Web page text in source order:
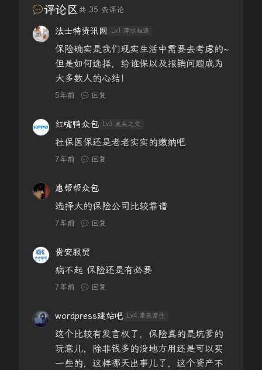
评论区共 35 条评论
法士特资讯网 Lv1.萍水相逢
保险确实是我们现实生活中需要去考虑的~
但是如何选择，给谁保以及报销问题成为
大多数人的心结！
5年前 回复
红嘴鸭众包 Lv3.点头之交
社保医保还是老老实实的缴纳吧
7年前 回复
惠帮帮众包
选择大的保险公司比较靠谱
7年前 回复
贵安服贸
病不起 保险还是有必要
7年前 回复
wordpress建站吧 Lv4.常来常往
这个比较有发言权了，保险真的是坑爹的
玩意儿，除非钱多的没地方用还是可以买
一些的，这样哪天出事儿了，这个资产不